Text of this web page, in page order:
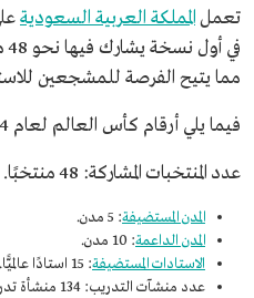
تعملالمملكة العربية السعودية
مما يتيح الفرصة للمشجعين
فيما يلي أرقام كأس العالم لعام 2034:
عدد المنتخبات المشاركة: 48 منتخبًا.
المدن المستضيفة: 5 مدن.
المدن الداعمة: 10 مدن.
الاستادات المستضيفة: 15 استادًا عالميًّا.
عدد منشآت التدريب: 134 منشأة تدريب.